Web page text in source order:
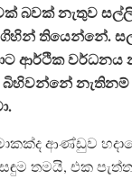
බවක්නැතුව
ගිහින්තියෙන්නේ.
ආර්ථිකවර්ධනය
බිහිවන්නේනැතිනම්
.
ආණ්ඩුව
තමයි, එක